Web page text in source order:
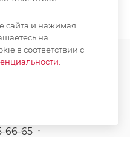
66-65
сайта и нажимая
на
в соответствии с